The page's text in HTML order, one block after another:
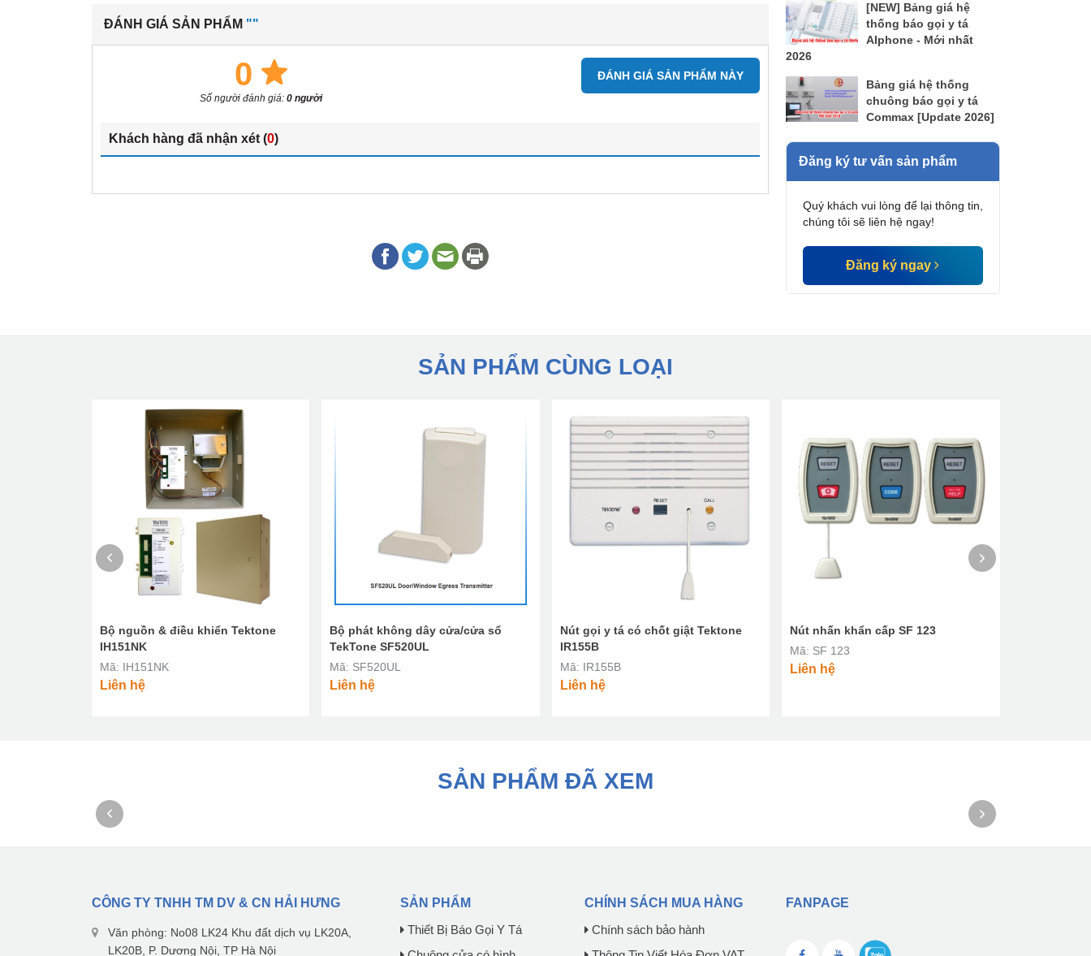
ĐÁNH GIÁ SẢN PHẨM ""
0
Số người đánh giá: 0 người
ĐÁNH GIÁ SẢN PHẨM NÀY
Khách hàng đã nhận xét (0)
[NEW] Bảng giá hệ
thống báo gọi y tá
AIphone - Mới nhất
2026
Bảng giá hệ thống
chuông báo gọi y tá
Commax [Update 2026]
Đăng ký tư vấn sản phẩm
Quý khách vui lòng để lại thông tin,
chúng tôi sẽ liên hệ ngay!
Đăng ký ngay
SẢN PHẨM CÙNG LOẠI
Bộ nguồn & điều khiển Tektone
IH151NK
Mã: IH151NK
Liên hệ
Bộ phát không dây cửa/cửa sổ
TekTone SF520UL
Mã: SF520UL
Liên hệ
Nút gọi y tá có chốt giật Tektone
IR155B
Mã: IR155B
Liên hệ
Nút nhấn khẩn cấp SF 123
Mã: SF 123
Liên hệ
SẢN PHẨM ĐÃ XEM
CÔNG TY TNHH TM DV & CN HẢI HƯNG
Văn phòng: No08 LK24 Khu đất dịch vụ LK20A,
LK20B, P. Dương Nội, TP Hà Nội
SẢN PHẨM
Thiết Bị Báo Gọi Y Tá
CHÍNH SÁCH MUA HÀNG
Chính sách bảo hành
FANPAGE